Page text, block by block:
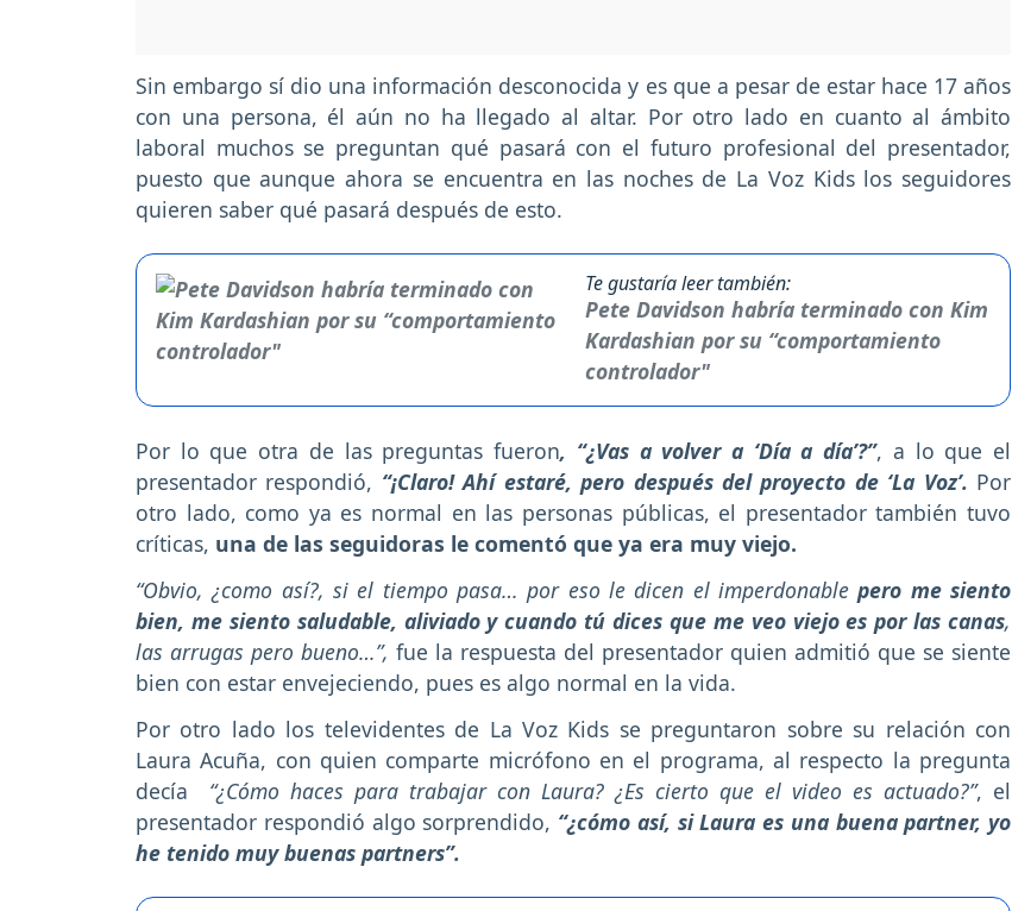
Sin embargo sí dio una información desconocida y es que a pesar de estar hace 17 años
con una persona, él aún no ha llegado al altar. Por otro lado en cuanto al ámbito
laboral muchos se preguntan qué pasará con el futuro profesional del presentador,
puesto que aunque ahora se encuentra en las noches de La Voz Kids los seguidores
quieren saber qué pasará después de esto.
Te gustaría leer también:
Pete Davidson habría terminado con Kim
Kardashian por su “comportamiento
controlador"
Por lo que otra de las preguntas fueron, “¿Vas a volver a ‘Día a día’?”, a lo que el
presentador respondió, “¡Claro! Ahí estaré, pero después del proyecto de ‘La Voz’. Por
otro lado, como ya es normal en las personas públicas, el presentador también tuvo
críticas, una de las seguidoras le comentó que ya era muy viejo.
“Obvio, ¿como así?, si el tiempo pasa… por eso le dicen el imperdonable pero me siento
bien, me siento saludable, aliviado y cuando tú dices que me veo viejo es por las canas,
las arrugas pero bueno…”, fue la respuesta del presentador quien admitió que se siente
bien con estar envejeciendo, pues es algo normal en la vida.
Por otro lado los televidentes de La Voz Kids se preguntaron sobre su relación con
Laura Acuña, con quien comparte micrófono en el programa, al respecto la pregunta
decía “¿Cómo haces para trabajar con Laura? ¿Es cierto que el video es actuado?”, el
presentador respondió algo sorprendido, “¿cómo así, si Laura es una buena partner, yo
he tenido muy buenas partners”.